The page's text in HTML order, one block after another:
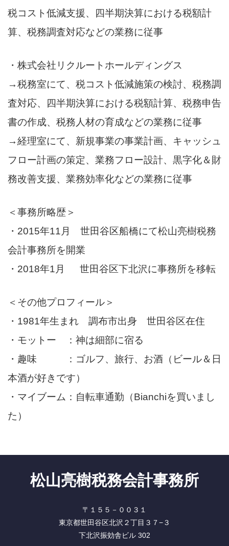
税コスト低減支援、四半期決算における税額計
算、税務調査対応などの業務に従事
・株式会社リクルートホールディングス
→税務室にて、税コスト低減施策の検討、税務調
査対応、四半期決算における税額計算、税務申告
書の作成、税務人材の育成などの業務に従事
→経理室にて、新規事業の事業計画、キャッシュ
フロー計画の策定、業務フロー設計、黒字化＆財
務改善支援、業務効率化などの業務に従事
＜事務所略歴＞
・2015年11月 世田谷区船橋にて松山亮樹税務
会計事務所を開業
・2018年1月 世田谷区下北沢に事務所を移転
＜その他プロフィール＞
・1981年生まれ 調布市出身 世田谷区在住
・モットー ：神は細部に宿る
・趣味 ：ゴルフ、旅行、お酒（ビール＆日
本酒が好きです）
・マイブーム：自転車通勤（Bianchiを買いまし
た）
松山亮樹税務会計事務所
〒１５５－００３１
東京都世田谷区北沢２丁目３７−３
下北沢振効舎ビル 302